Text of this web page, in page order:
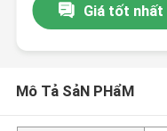
Giá tốt nhất
Mô Tả SảN PHẩM